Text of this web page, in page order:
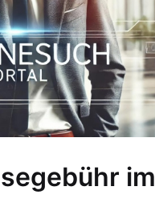
im